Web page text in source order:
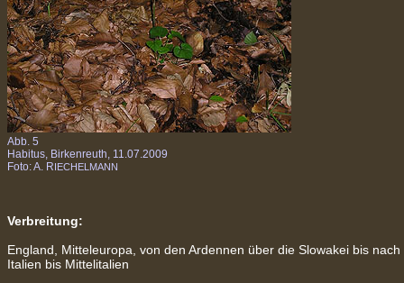
Abb. 5
Habitus, Birkenreuth, 11.07.2009
Foto: A. RIECHELMANN
Verbreitung:
England,
Mitteleuropa, von den Ardennen über die Slowakei bis nach
Italien bis Mittelitalien